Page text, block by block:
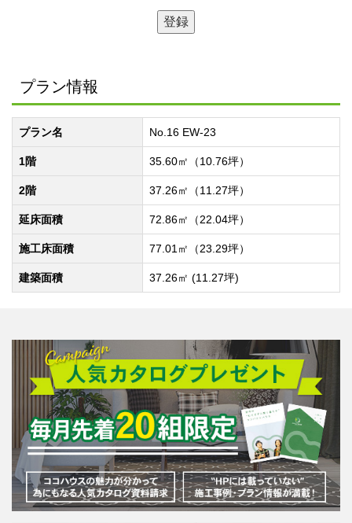
プラン情報
プラン名 No.16 EW-23
1階 35.60㎡（10.76坪）
2階 37.26㎡（11.27坪）
延床面積 72.86㎡（22.04坪）
施工床面積 77.01㎡（23.29坪）
建築面積 37.26㎡ (11.27坪)